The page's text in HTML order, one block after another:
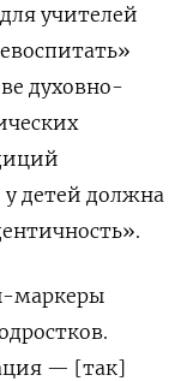
учителей
духовно-
детей должна
маркеры
— [так]